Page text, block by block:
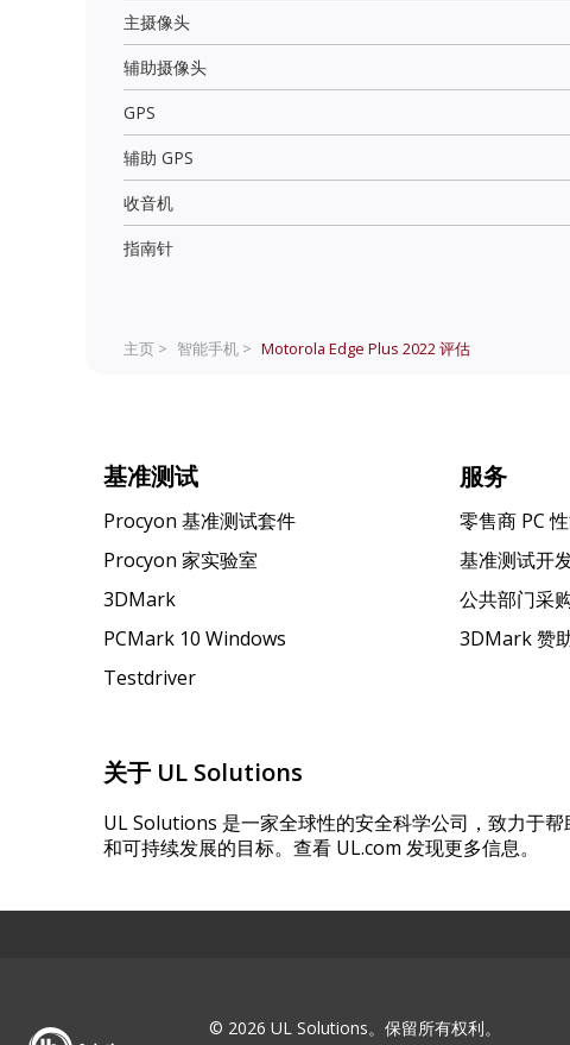
主摄像头
辅助摄像头
GPS
辅助 GPS
收音机
指南针
主页 > 智能手机 > Motorola Edge Plus 2022评估
基准测试
Procyon 基准测试套件
Procyon 家实验室
3DMark
PCMark 10 Windows
Testdriver
服务
零售商 PC
基准测试开
公共部门采
3DMark 赞
关于 UL Solutions
UL Solutions 是一家全球性的安全科学公司，致力于
和可持续发展的目标。查看 UL.com 发现更多信息。
© 2026 UL Solutions。保留所有权利。